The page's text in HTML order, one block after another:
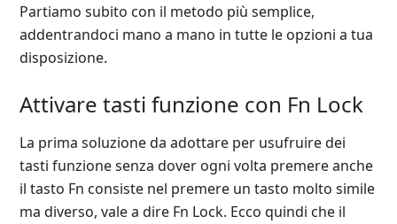
Partiamo subito con il metodo più semplice,
addentrandoci mano a mano in tutte le opzioni a tua
disposizione.
Attivare tasti funzione con Fn Lock
La prima soluzione da adottare per usufruire dei
tasti funzione senza dover ogni volta premere anche
il tasto Fn consiste nel premere un tasto molto simile
ma diverso, vale a dire Fn Lock. Ecco quindi che il